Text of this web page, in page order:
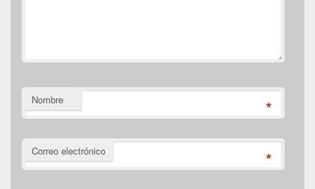
Nombre *
Correo electrónico *